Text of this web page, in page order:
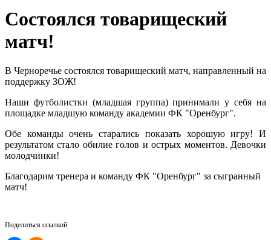
Состоялся товарищеский
матч!
В Черноречье состоялся товарищеский матч, направленный на
поддержку ЗОЖ!
Наши футболистки (младшая группа) принимали у себя на
площадке младшую команду академии ФК "Оренбург".
Обе команды очень старались показать хорошую игру! И
результатом стало обилие голов и острых моментов. Девочки
молодчинки!
Благодарим тренера и команду ФК "Оренбург" за сыгранный
матч!
Поделиться ссылкой